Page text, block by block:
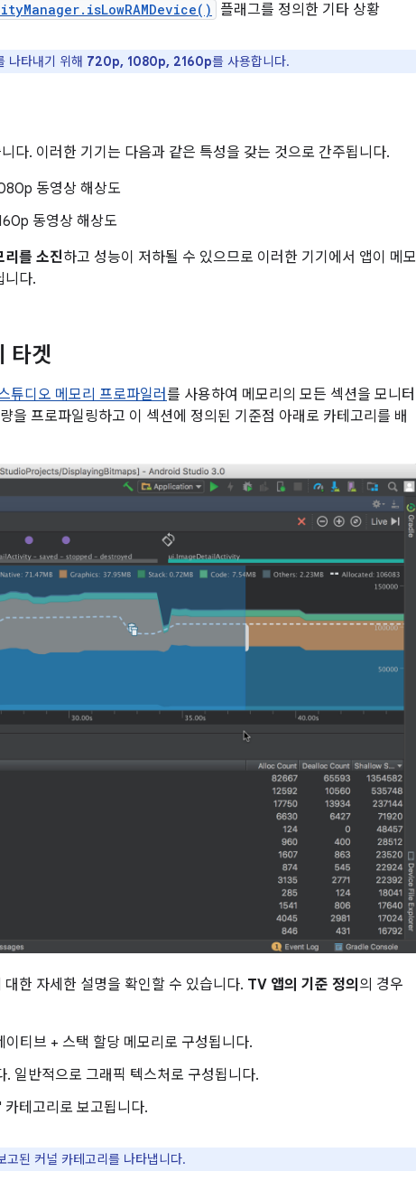
플래그를 정의한 기타 상황
나타내기 위해 720p, 1080p, 2160p를 사용합니다.
다. 이러한 기기는 다음과 같은 특성을 갖는 것으로 간주됩니다.
동영상 해상도
동영상 해상도
리를 소진하고 성능이 저하될 수 있으므로 이러한 기기에서 앱이 메모
니다.
타겟
튜디오 메모리 프로파일러 를 사용하여 메모리의 모든 섹션을 모니터
을 프로파일링하고 이 섹션에 정의된 기준점 아래로 카테고리를 배
한 자세한 설명을 확인할 수 있습니다. TV 앱의 기준 정의 의 경우
티브 + 스택 할당 메모리로 구성됩니다.
일반적으로 그래픽 텍스처로 구성됩니다.
테고리로 보고됩니다.
고된 커널 카테고리를 나타냅니다.